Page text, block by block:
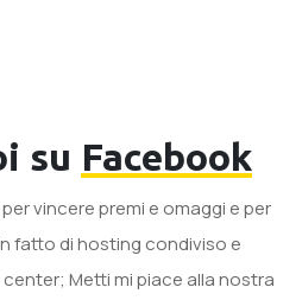
su Facebook
vincere premi e omaggi e per
fatto di hosting condiviso e
Metti mi piace alla nostra